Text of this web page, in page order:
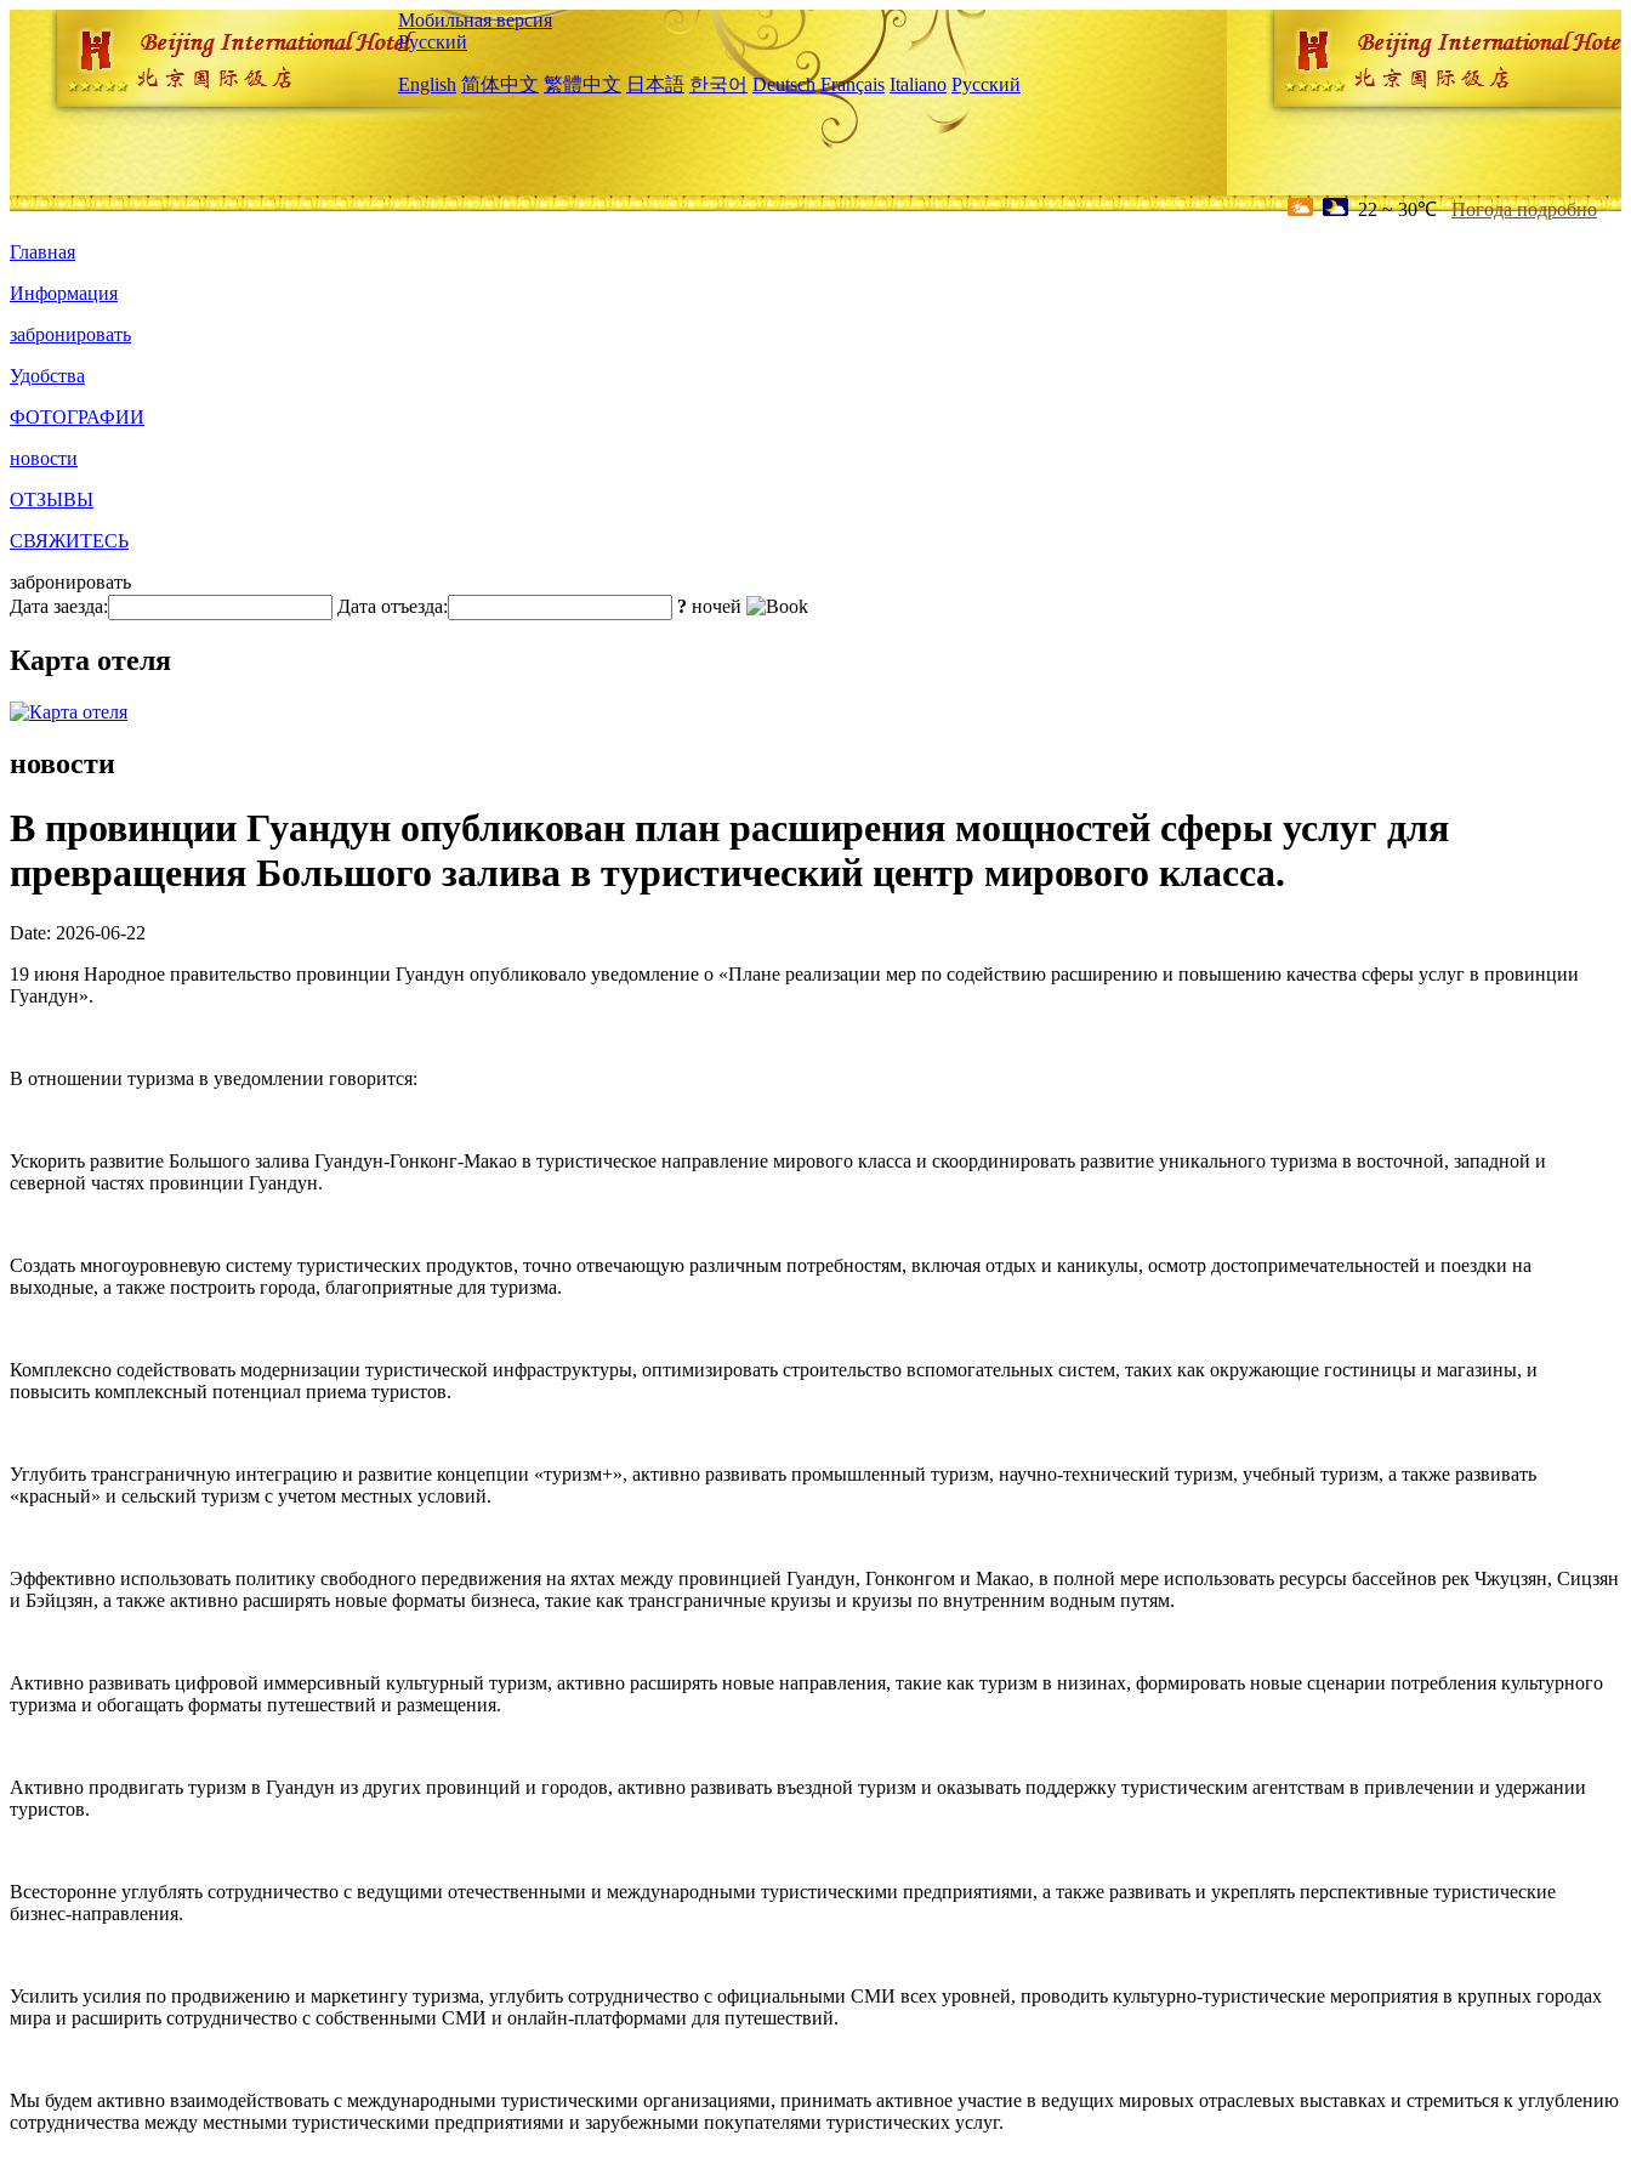
Мобильная версия
Русский
English 简体中文 繁體中文 日本語 한국어 Deutsch Français Italiano Русский
22 ~ 30℃ Погода подробно
Главная
Информация
забронировать
Удобства
ФОТОГРАФИИ
новости
ОТЗЫВЫ
СВЯЖИТЕСЬ
забронировать
Дата заезда:
Дата отъезда: ? ночей
Карта отеля
новости
В провинции Гуандун опубликован план расширения мощностей сферы услуг для
превращения Большого залива в туристический центр мирового класса.
Date: 2026-06-22
19 июня Народное правительство провинции Гуандун опубликовало уведомление о «Плане реализации мер по содействию расширению и повышению качества сферы услуг в провинции
Гуандун».
В отношении туризма в уведомлении говорится:
Ускорить развитие Большого залива Гуандун-Гонконг-Макао в туристическое направление мирового класса и скоординировать развитие уникального туризма в восточной, западной и
северной частях провинции Гуандун.
Создать многоуровневую систему туристических продуктов, точно отвечающую различным потребностям, включая отдых и каникулы, осмотр достопримечательностей и поездки на
выходные, а также построить города, благоприятные для туризма.
Комплексно содействовать модернизации туристической инфраструктуры, оптимизировать строительство вспомогательных систем, таких как окружающие гостиницы и магазины, и
повысить комплексный потенциал приема туристов.
Углубить трансграничную интеграцию и развитие концепции «туризм+», активно развивать промышленный туризм, научно-технический туризм, учебный туризм, а также развивать
«красный» и сельский туризм с учетом местных условий.
Эффективно использовать политику свободного передвижения на яхтах между провинцией Гуандун, Гонконгом и Макао, в полной мере использовать ресурсы бассейнов рек Чжуцзян, Сицзян
и Бэйцзян, а также активно расширять новые форматы бизнеса, такие как трансграничные круизы и круизы по внутренним водным путям.
Активно развивать цифровой иммерсивный культурный туризм, активно расширять новые направления, такие как туризм в низинах, формировать новые сценарии потребления культурного
туризма и обогащать форматы путешествий и размещения.
Активно продвигать туризм в Гуандун из других провинций и городов, активно развивать въездной туризм и оказывать поддержку туристическим агентствам в привлечении и удержании
туристов.
Всесторонне углублять сотрудничество с ведущими отечественными и международными туристическими предприятиями, а также развивать и укреплять перспективные туристические
бизнес-направления.
Усилить усилия по продвижению и маркетингу туризма, углубить сотрудничество с официальными СМИ всех уровней, проводить культурно-туристические мероприятия в крупных городах
мира и расширить сотрудничество с собственными СМИ и онлайн-платформами для путешествий.
Мы будем активно взаимодействовать с международными туристическими организациями, принимать активное участие в ведущих мировых отраслевых выставках и стремиться к углублению
сотрудничества между местными туристическими предприятиями и зарубежными покупателями туристических услуг.